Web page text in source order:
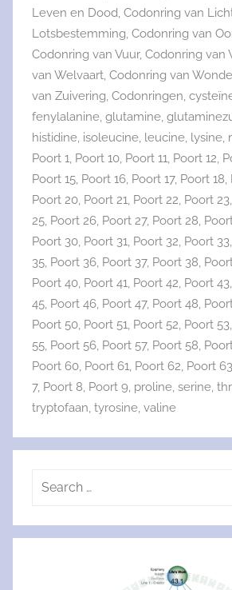
Leven en Dood, Codonring van
Lotsbestemming, Codonring van
Codonring van Vuur, Codonring van
van Welvaart, Codonring van
van Zuivering, Codonringen,
fenylalanine, glutamine,
histidine, isoleucine, leucine, lysine,
Poort 1, Poort 10, Poort 11, Poort 12,
Poort 15, Poort 16, Poort 17, Poort 18,
Poort 20, Poort 21, Poort 22, Poort 23,
25, Poort 26, Poort 27, Poort 28,
Poort 30, Poort 31, Poort 32, Poort 33,
35, Poort 36, Poort 37, Poort 38,
Poort 40, Poort 41, Poort 42, Poort 43,
45, Poort 46, Poort 47, Poort 48,
Poort 50, Poort 51, Poort 52, Poort 53,
55, Poort 56, Poort 57, Poort 58,
Poort 60, Poort 61, Poort 62, Poort 63
7, Poort 8, Poort 9, proline, serine,
tryptofaan, tyrosine, valine
Search